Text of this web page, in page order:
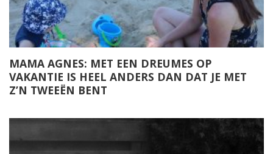
MAMA AGNES: MET EEN DREUMES OP
VAKANTIE IS HEEL ANDERS DAN DAT JE MET
Z’N TWEEËN BENT